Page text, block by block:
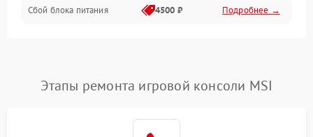
Сбой блока питания 4500 ₽ Подробнее →
Этапы ремонта игровой консоли MSI